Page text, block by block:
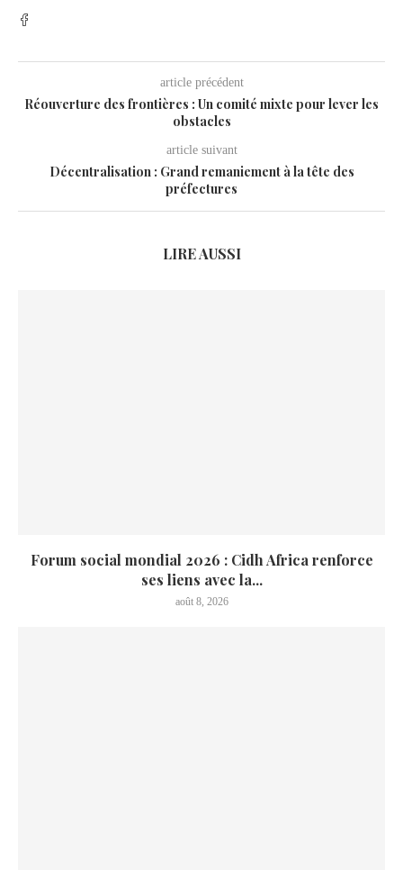
article précédent
Réouverture des frontières : Un comité mixte pour lever les
obstacles
article suivant
Décentralisation : Grand remaniement à la tête des
préfectures
LIRE AUSSI
Forum social mondial 2026 : Cidh Africa renforce
ses liens avec la...
août 8, 2026